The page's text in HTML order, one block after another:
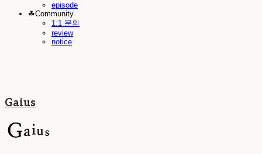
episode
☘︎Community
1:1 문의
review
notice
Gaius